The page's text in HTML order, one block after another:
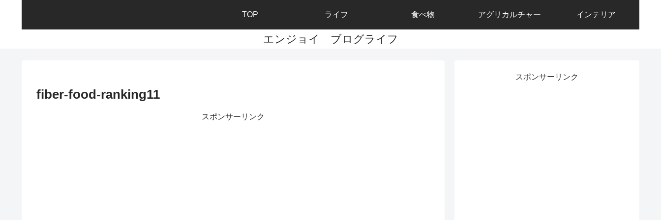
エンジョイ ブログライフ
TOP ライフ 食べ物 アグリカルチャー インテリア
fiber-food-ranking11
スポンサーリンク
スポンサーリンク